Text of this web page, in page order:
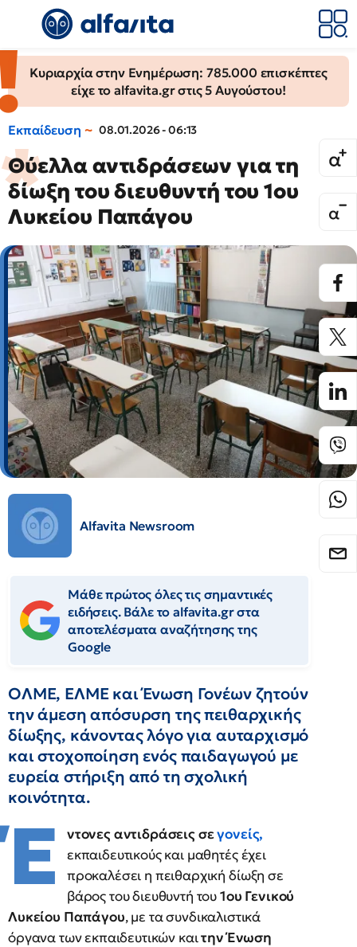
Κυριαρχία στην Ενημέρωση: 785.000 επισκέπτες
είχε το alfavita.gr στις 5 Αυγούστου!
Εκπαίδευση 08.01.2026 - 06:13
Θύελλα αντιδράσεων για τη
δίωξη του διευθυντή του 1ου
Λυκείου Παπάγου
Alfavita Newsroom
Μάθε πρώτος όλες τις σημαντικές
ειδήσεις. Βάλε το alfavita.gr στα
αποτελέσματα αναζήτησης της
Google
ΟΛΜΕ, ΕΛΜΕ και Ένωση Γονέων ζητούν
την άμεση απόσυρση της πειθαρχικής
δίωξης, κάνοντας λόγο για αυταρχισμό
και στοχοποίηση ενός παιδαγωγού με
ευρεία στήριξη από τη σχολική
κοινότητα.
Έ ντονες αντιδράσεις σεγονείς,
εκπαιδευτικούς και μαθητές έχει
προκαλέσει η πειθαρχική δίωξη σε
βάρος του διευθυντή του1ου Γενικού
Λυκείου Παπάγου, με τα συνδικαλιστικά
όργανα των εκπαιδευτικών καιτην Ένωση